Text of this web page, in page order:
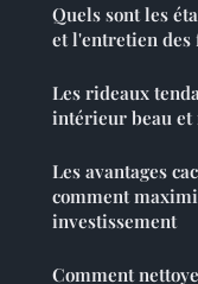
Quels sont les
et l'entretien des
Les rideaux
intérieur beau et
Les avantages
comment
investissement
Comment